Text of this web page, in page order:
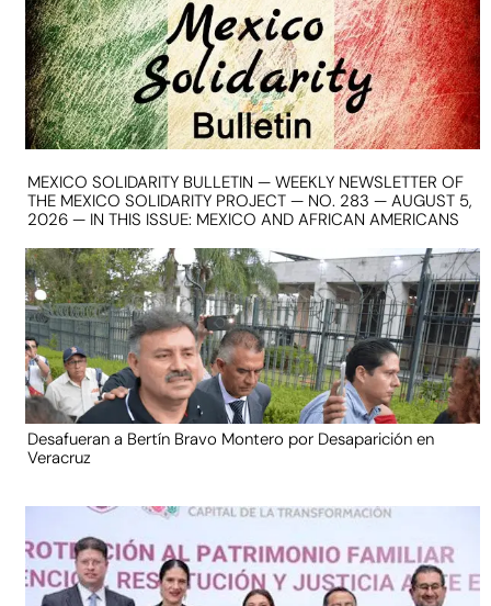
MEXICO SOLIDARITY BULLETIN — WEEKLY NEWSLETTER OF
THE MEXICO SOLIDARITY PROJECT — NO. 283 — AUGUST 5,
2026 — IN THIS ISSUE: MEXICO AND AFRICAN AMERICANS
Desafueran a Bertín Bravo Montero por Desaparición en
Veracruz